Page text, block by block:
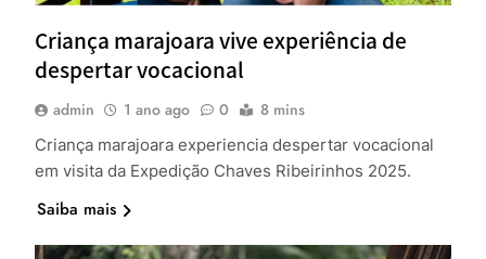
Criança marajoara vive experiência de
despertar vocacional
admin 1 ano ago 0 8 mins
Criança marajoara experiencia despertar vocacional
em visita da Expedição Chaves Ribeirinhos 2025.
Saiba mais